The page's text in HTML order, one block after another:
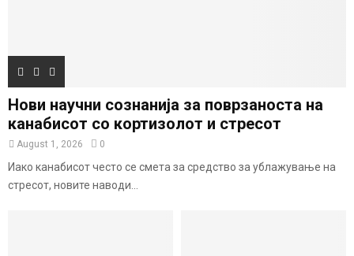
Нови научни сознанија за поврзаноста на
канабисот со кортизолот и стресот
August 1, 2026 0
Иако канабисот често се смета за средство за ублажување на
стресот, новите наводи...